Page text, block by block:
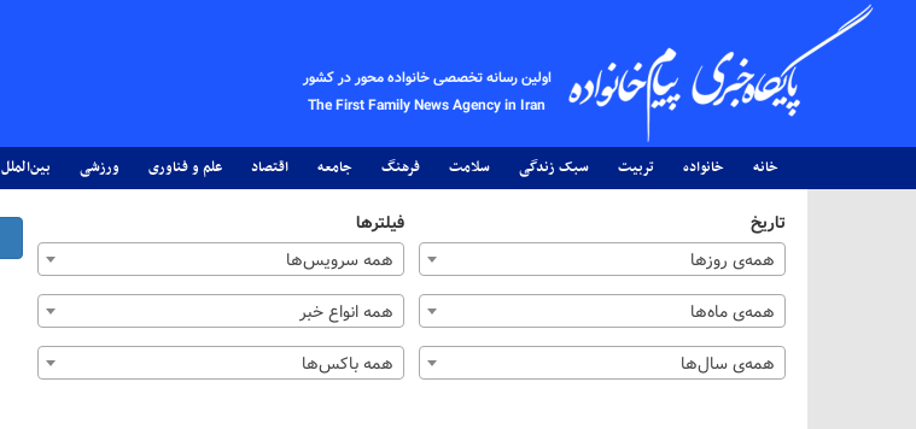
اولین رسانه تخصصی خانواده محور در کشور
The First Family News Agency in Iran
خانه خانواده تربیت سبک زندگی سلامت فرهنگ جامعه اقتصاد علم و فناوری ورزشی بین‌الملل
تاریخ
همه‌ی روزها
همه‌ی ماه‌ها
همه‌ی سال‌ها
فیلترها
همه سرویس‌ها
همه انواع خبر
همه باکس‌ها